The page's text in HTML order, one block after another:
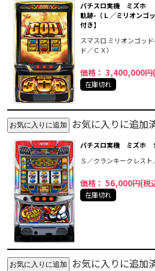
パチスロ実機 ミズホ
軌跡-（Ｌ／ミリオンゴ
付き】
スマスロ ミリオンゴッ
ド／ＣＸ）
価格： 3,400,000円
在庫切れ
お気に入りに追加
パチスロ実機 ミズホ
Ｓ／クランキークレスト
価格： 56,000円(税
在庫切れ
お気に入りに追加